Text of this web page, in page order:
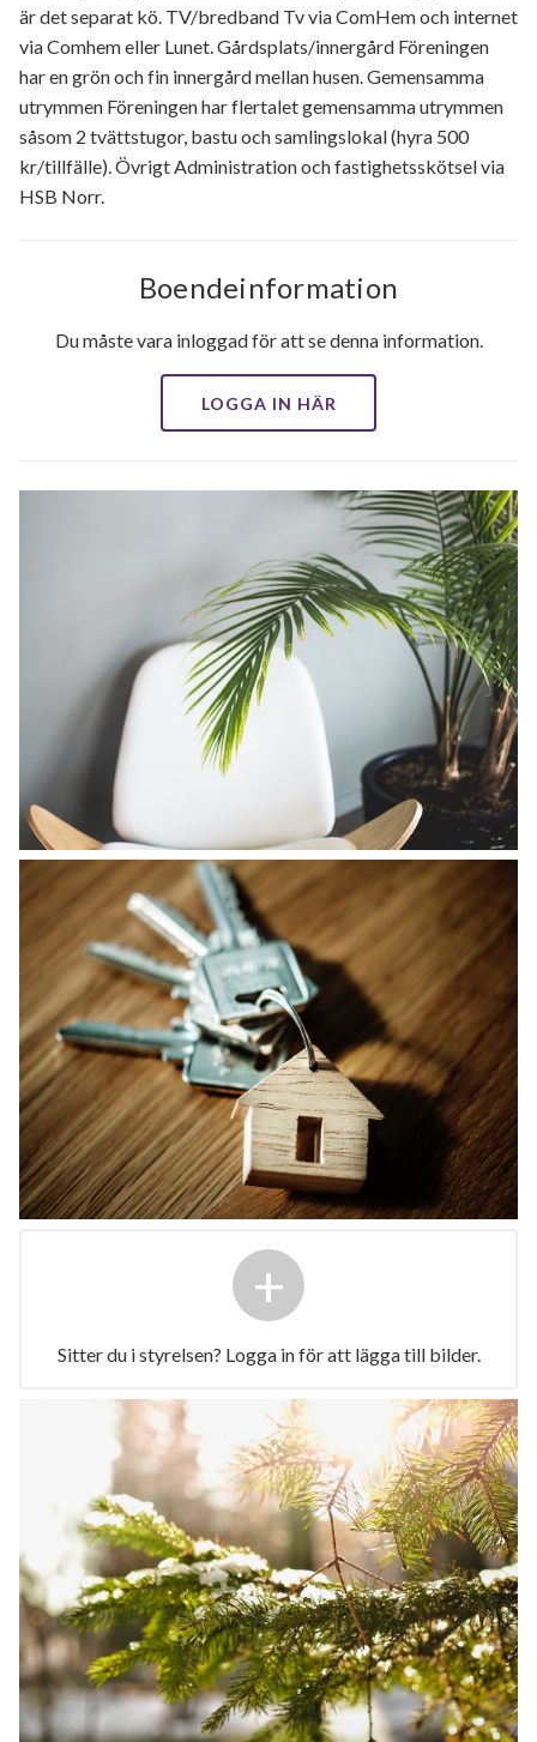
är det separat kö. TV/bredband Tv via ComHem och internet
via Comhem eller Lunet. Gårdsplats/innergård Föreningen
har en grön och fin innergård mellan husen. Gemensamma
utrymmen Föreningen har flertalet gemensamma utrymmen
såsom 2 tvättstugor, bastu och samlingslokal (hyra 500
kr/tillfälle). Övrigt Administration och fastighetsskötsel via
HSB Norr.
Boendeinformation
Du måste vara inloggad för att se denna information.
LOGGA IN HÄR
+
Sitter du i styrelsen? Logga in för att lägga till bilder.